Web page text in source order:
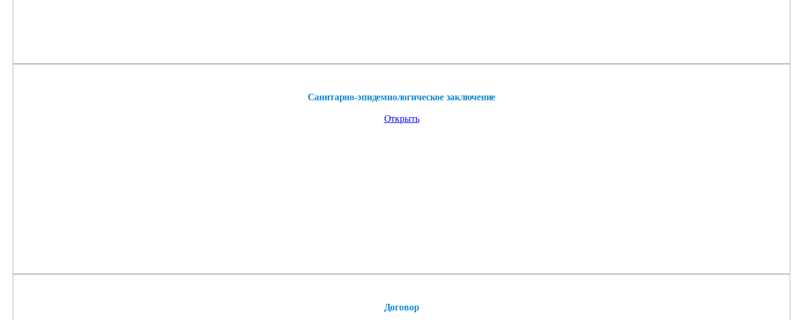
Санитарно-эпидемиологическое заключение
Открыть
Договор